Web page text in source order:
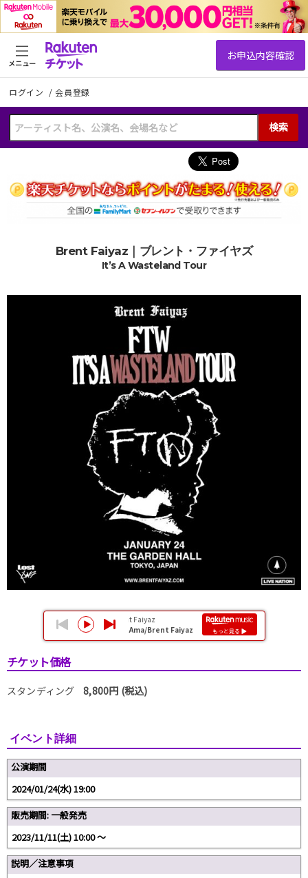
ログイン /会員登録
検索
メニュー
Brent Faiyaz｜ブレント・ファイヤズ
It’s A Wasteland Tour
チケット価格
スタンディング 8,800円 (税込)
イベント詳細
公演期間
2024/01/24(水) 19:00
販売期間: 一般発売
2023/11/11(土) 10:00 〜
説明／注意事項